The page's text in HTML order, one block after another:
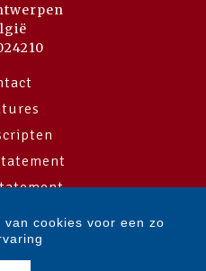
cookies voor een zo